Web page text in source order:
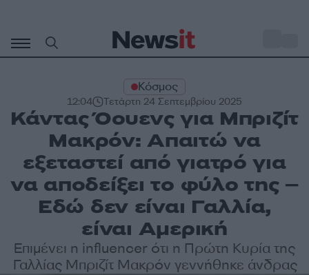
περιεχόμενο
Κόσμος
12:04 Τετάρτη 24 Σεπτεμβρίου 2025
Κάντας Όουενς για Μπριζίτ
Μακρόν: Απαιτώ να
εξεταστεί από γιατρό για
να αποδείξει το φύλο της –
Εδώ δεν είναι Γαλλία,
είναι Αμερική
Επιμένει η influencer ότι η Πρώτη Κυρία της
Γαλλίας Μπριζίτ Μακρόν γεννήθηκε άνδρας